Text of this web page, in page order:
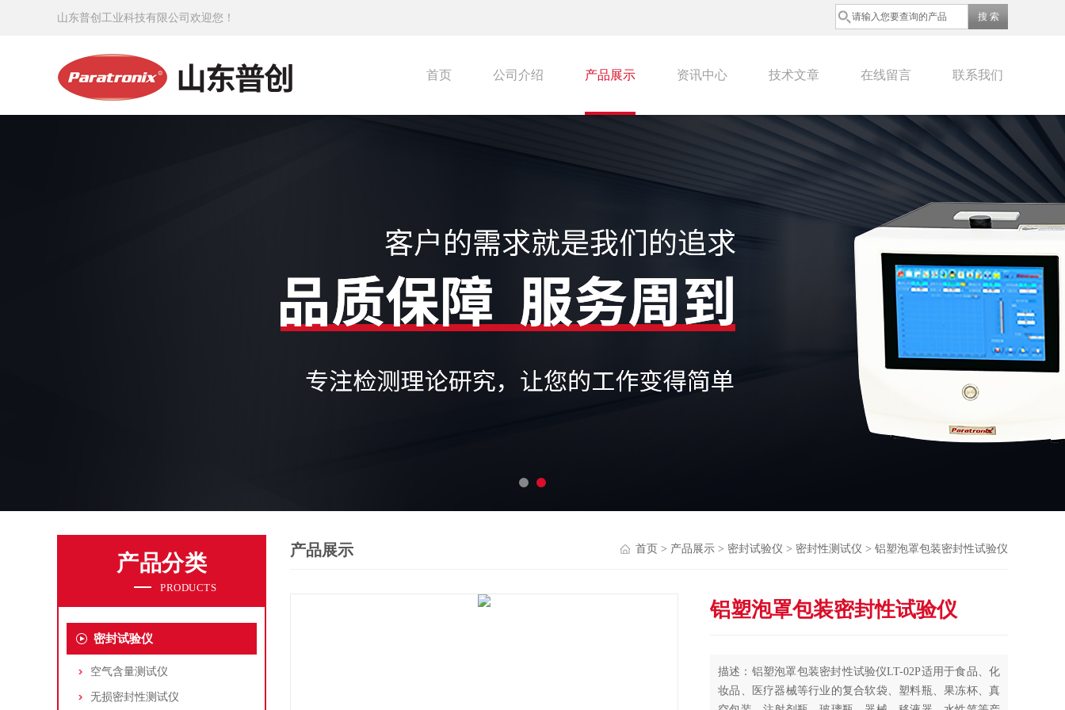
山东普创工业科技有限公司欢迎您！
首页 公司介绍 产品展示 资讯中心 技术文章 在线留言 联系我们
产品分类
PRODUCTS
密封试验仪
空气含量测试仪
无损密封性测试仪
产品展示 首页 > 产品展示 > 密封试验仪 > 密封性测试仪 > 铝塑泡罩包装密封性试验仪
铝塑泡罩包装密封性试验仪
描述：铝塑泡罩包装密封性试验仪LT-02P适用于食品、化
妆品、医疗器械等行业的复合软袋、塑料瓶、果冻杯、真